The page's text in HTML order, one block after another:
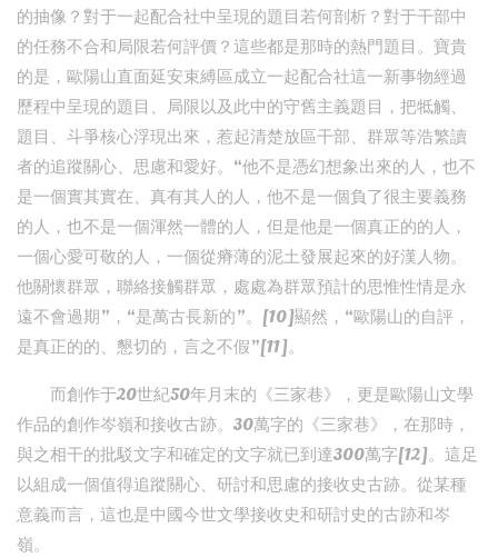
的抽像？對于一起配合社中呈現的題目若何剖析？對于干部中
的任務不合和局限若何評價？這些都是那時的熱門題目。寶貴
的是，歐陽山直面延安束縛區成立一起配合社這一新事物經過
歷程中呈現的題目、局限以及此中的守舊主義題目，把牴觸、
題目、斗爭核心浮現出來，惹起清楚放區干部、群眾等浩繁讀
者的追蹤關心、思慮和愛好。“他不是憑幻想象出來的人，也不
是一個實其實在、真有其人的人，他不是一個負了很主要義務
的人，也不是一個渾然一體的人，但是他是一個真正的的人，
一個心愛可敬的人，一個從瘠薄的泥土發展起來的好漢人物。
他關懷群眾，聯絡接觸群眾，處處為群眾預計的思惟性情是永
遠不會過期”，“是萬古長新的”。[10]顯然，“歐陽山的自評，
是真正的的、懇切的，言之不假”[11]。
而創作于20世紀50年月末的《三家巷》，更是歐陽山文學
作品的創作岑嶺和接收古跡。30萬字的《三家巷》，在那時，
與之相干的批駁文字和確定的文字就已到達300萬字[12]。這足
以組成一個值得追蹤關心、研討和思慮的接收史古跡。從某種
意義而言，這也是中國今世文學接收史和研討史的古跡和岑
嶺。